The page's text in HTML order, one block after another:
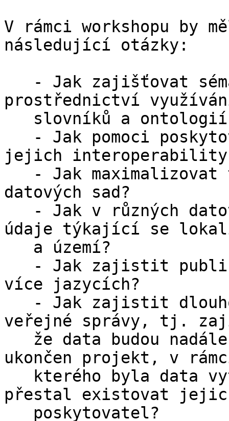
V rámci workshopu by
následující otázky:
prostřednictví
jejich
datových sad?
údaje týkající se
více jazycích?
veřejné správy, tj.
ukončen projekt, v
přestal existovat